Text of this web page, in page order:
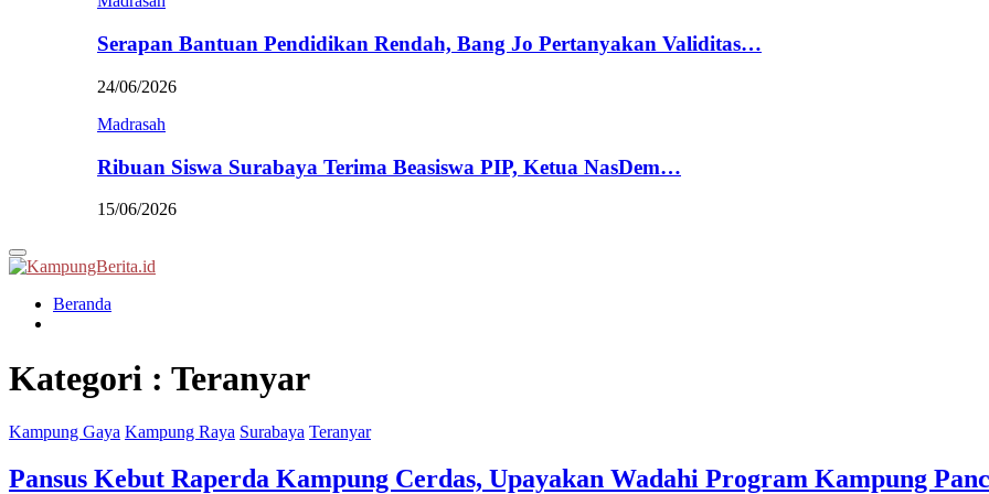
Serapan Bantuan Pendidikan Rendah, Bang Jo Pertanyakan Validitas…
24/06/2026
Madrasah
Ribuan Siswa Surabaya Terima Beasiswa PIP, Ketua NasDem…
15/06/2026
Primary
Menu
Beranda
Kategori : Teranyar
Kampung Gaya Kampung Raya Surabaya Teranyar
Pansus Kebut Raperda Kampung Cerdas, Upayakan Wadahi Program Kampung